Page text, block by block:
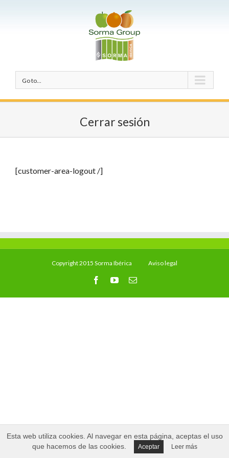
Go to...
Cerrar sesión
[customer-area-logout /]
Copyright 2015 Sorma Ibérica Aviso legal
Esta web utiliza cookies. Al navegar en esta página, aceptas el uso
que hacemos de las cookies.
Aceptar Leer más